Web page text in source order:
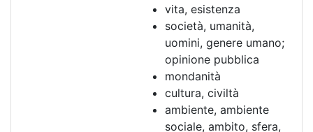
vita, esistenza
società, umanità,
uomini, genere umano;
opinione pubblica
mondanità
cultura, civiltà
ambiente, ambiente
sociale, ambito, sfera,